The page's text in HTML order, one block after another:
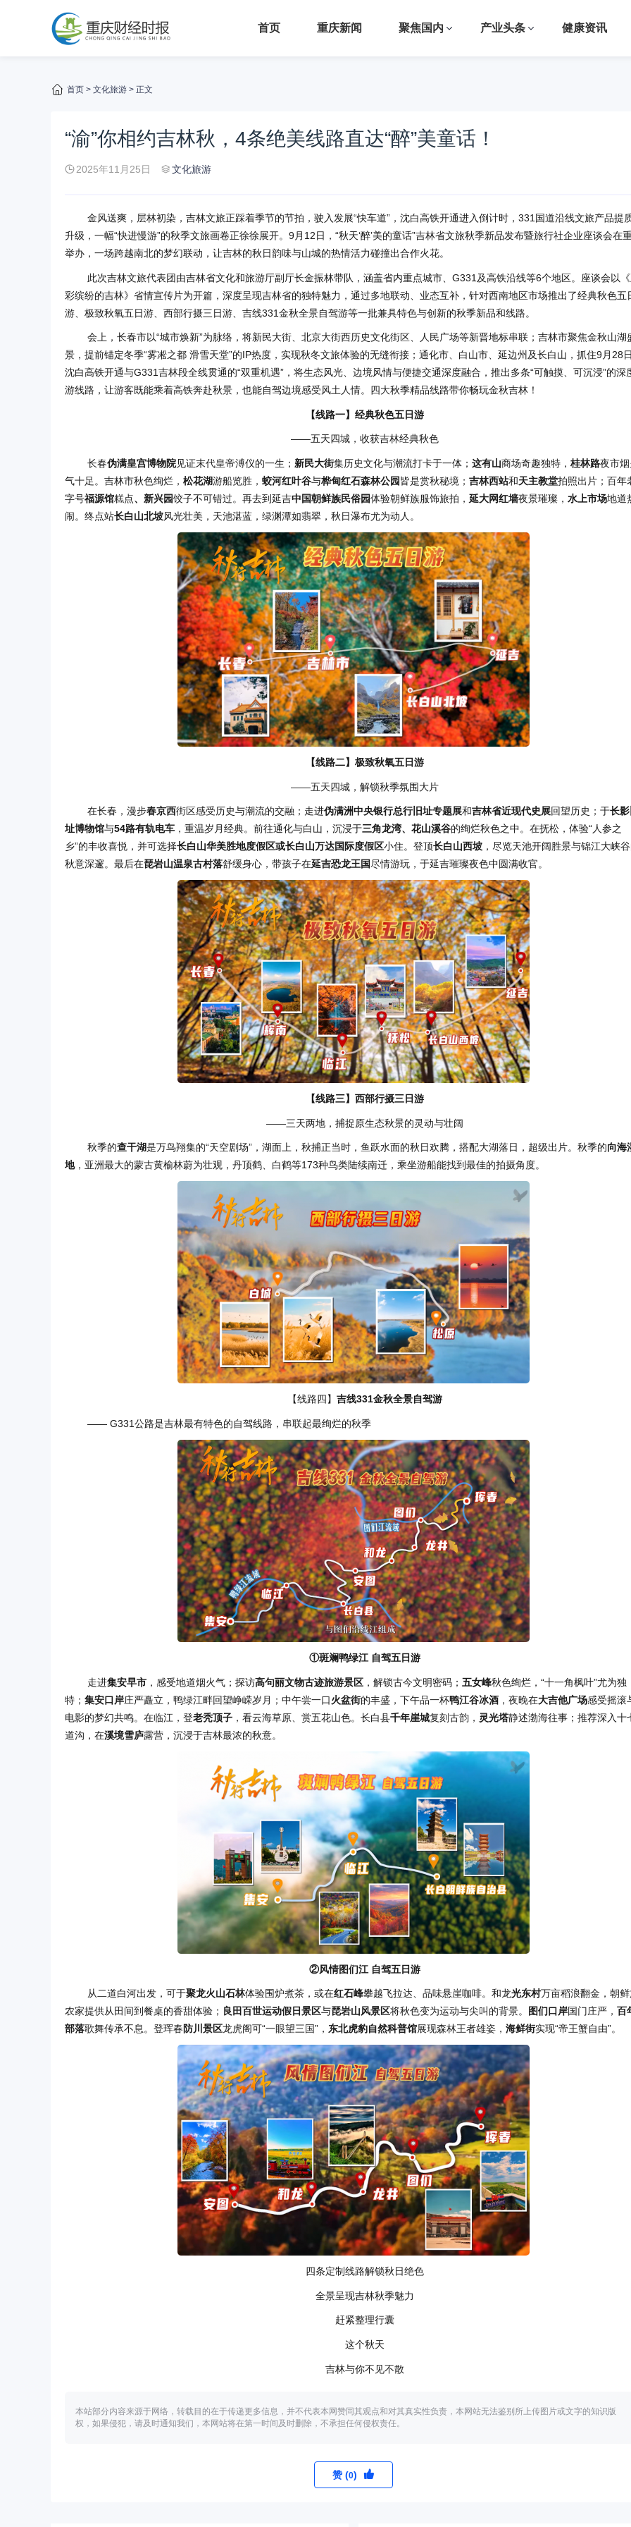
首页 重庆新闻 聚焦国内 产业头条 健康资讯
首页 > 文化旅游 > 正文
“渝”你相约吉林秋，4条绝美线路直达“醉”美童话！
2025年11月25日 文化旅游
金风送爽，层林初染，吉林文旅正踩着季节的节拍，驶入发展“快车道”，沈白高铁开通进入倒计时，331国道沿线文旅产品提
升级，一幅“快进慢游”的秋季文旅画卷正徐徐展开。9月12日，“秋天‘醉’美的童话”吉林省文旅秋季新品发布暨旅行社企业座谈会在
举办，一场跨越南北的梦幻联动，让吉林的秋日韵味与山城的热情活力碰撞出合作火花。
此次吉林文旅代表团由吉林省文化和旅游厅副厅长金振林带队，涵盖省内重点城市、G331及高铁沿线等6个地区。座谈会以
彩缤纷的吉林》省情宣传片为开篇，深度呈现吉林省的独特魅力，通过多地联动、业态互补，针对西南地区市场推出了经典秋色五
游、极致秋氧五日游、西部行摄三日游、吉线331金秋全景自驾游等一批兼具特色与创新的秋季新品和线路。
会上，长春市以“城市焕新”为脉络，将新民大街、北京大街西历史文化街区、人民广场等新晋地标串联；吉林市聚焦金秋山湖
景，提前锚定冬季“雾凇之都 滑雪天堂”的IP热度，实现秋冬文旅体验的无缝衔接；通化市、白山市、延边州及长白山，抓住9月28
沈白高铁开通与G331吉林段全线贯通的“双重机遇”，将生态风光、边境风情与便捷交通深度融合，推出多条“可触摸、可沉浸”的深
游线路，让游客既能乘着高铁奔赴秋景，也能自驾边境感受风土人情。四大秋季精品线路带你畅玩金秋吉林！
【线路一】经典秋色五日游
——五天四城，收获吉林经典秋色
长春伪满皇宫博物院见证末代皇帝溥仪的一生； 新民大街集历史文化与潮流打卡于一体； 这有山商场奇趣独特， 桂林路夜市
气十足。吉林市秋色绚烂， 松花湖游船览胜， 蛟河红叶谷与桦甸红石森林公园皆是赏秋秘境； 吉林西站和天主教堂拍照出片；百年
字号福源馆糕点、新兴园饺子不可错过。再去到延吉中国朝鲜族民俗园体验朝鲜族服饰旅拍， 延大网红墙夜景璀璨， 水上市场地道
闹。终点站长白山北坡风光壮美，天池湛蓝，绿渊潭如翡翠，秋日瀑布尤为动人。
【线路二】极致秋氧五日游
——五天四城，解锁秋季氛围大片
在长春，漫步春京西街区感受历史与潮流的交融；走进伪满洲中央银行总行旧址专题展和吉林省近现代史展回望历史；于长
址博物馆与54路有轨电车 ，重温岁月经典。前往通化与白山，沉浸于三角龙湾、花山溪谷的绚烂秋色之中。在抚松，体验“人参之
乡”的丰收喜悦，并可选择长白山华美胜地度假区或长白山万达国际度假区小住。登顶长白山西坡 ，尽览天池开阔胜景与锦江大峡
秋意深邃。最后在琵岩山温泉古村落舒缓身心，带孩子在延吉恐龙王国尽情游玩，于延吉璀璨夜色中圆满收官。
【线路三】西部行摄三日游
——三天两地，捕捉原生态秋景的灵动与壮阔
秋季的查干湖是万鸟翔集的“天空剧场”，湖面上，秋捕正当时，鱼跃水面的秋日欢腾，搭配大湖落日，超级出片。秋季的向海
地，亚洲最大的蒙古黄榆林蔚为壮观，丹顶鹤、白鹤等173种鸟类陆续南迁，乘坐游船能找到最佳的拍摄角度。
【线路四】 吉线331金秋全景自驾游
—— G331公路是吉林最有特色的自驾线路，串联起最绚烂的秋季
①斑斓鸭绿江 自驾五日游
走进集安早市 ，感受地道烟火气；探访高句丽文物古迹旅游景区 ，解锁古今文明密码； 五女峰秋色绚烂，“十一角枫叶”尤为独
特； 集安口岸庄严矗立，鸭绿江畔回望峥嵘岁月；中午尝一口火盆街的丰盛，下午品一杯鸭江谷冰酒 ，夜晚在大吉他广场感受摇滚
电影的梦幻共鸣。在临江，登老秃顶子 ，看云海草原、赏五花山色。长白县千年崖城复刻古韵， 灵光塔静述渤海往事；推荐深入十
道沟，在溪境雪庐露营，沉浸于吉林最浓的秋意。
②风情图们江 自驾五日游
从二道白河出发，可于聚龙火山石林体验围炉煮茶，或在红石峰攀越飞拉达、品味悬崖咖啡。和龙光东村万亩稻浪翻金，朝
农家提供从田间到餐桌的香甜体验； 良田百世运动假日景区与琵岩山风景区将秋色变为运动与尖叫的背景。 图们口岸国门庄严， 百
部落歌舞传承不息。登珲春防川景区龙虎阁可“一眼望三国”， 东北虎豹自然科普馆展现森林王者雄姿， 海鲜街实现“帝王蟹自由”。
四条定制线路解锁秋日绝色
全景呈现吉林秋季魅力
赶紧整理行囊
这个秋天
吉林与你不见不散
本站部分内容来源于网络，转载目的在于传递更多信息，并不代表本网赞同其观点和对其真实性负责，本网站无法鉴别所上传图片或文字的知识版
权，如果侵犯，请及时通知我们，本网站将在第一时间及时删除，不承担任何侵权责任。
赞 (0)